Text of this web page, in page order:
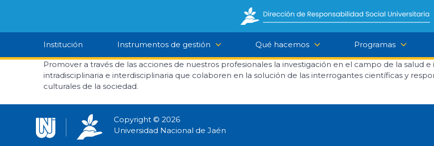
Institución
Instrumentos de gestión Qué hacemos Programas
Promover a través de las acciones de nuestros profesionales la investigación en el campo de la salud
intradisciplinaria e interdisciplinaria que colaboren en la solución de las interrogantes científicas y
culturales de la sociedad.
Copyright © 2026
Universidad Nacional de Jaén